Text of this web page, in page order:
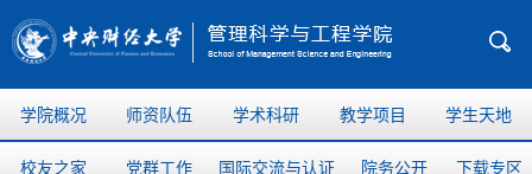
学院概况 师资队伍 学术科研 教学项目 学生天地
校友之家 党群工作 国际交流与认证 院务公开 下载专区